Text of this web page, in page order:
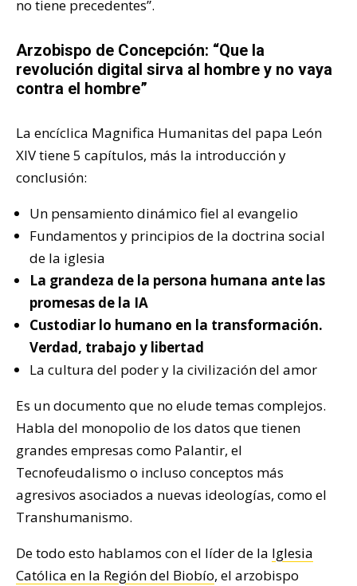
no tiene precedentes”.
Arzobispo de Concepción: “Que la
revolución digital sirva al hombre y no vaya
contra el hombre”
La encíclica Magnifica Humanitas del papa León
XIV tiene 5 capítulos, más la introducción y
conclusión:
Un pensamiento dinámico fiel al evangelio
Fundamentos y principios de la doctrina social
de la iglesia
La grandeza de la persona humana ante las
promesas de la IA
Custodiar lo humano en la transformación.
Verdad, trabajo y libertad
La cultura del poder y la civilización del amor
Es un documento que no elude temas complejos.
Habla del monopolio de los datos que tienen
grandes empresas como Palantir, el
Tecnofeudalismo o incluso conceptos más
agresivos asociados a nuevas ideologías, como el
Transhumanismo.
De todo esto hablamos con el líder de la Iglesia
Católica en la Región del Biobío, el arzobispo